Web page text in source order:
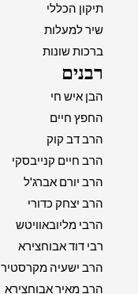
תיקון הכללי
שיר למעלות
ברכות שונות
רבנים
הבן איש חי
החפץ חיים
הרב דב קוק
הרב חיים קנייבסקי
הרב יורם אברג'ל
הרב יצחק כדורי
הרבי מליובאוויטש
רבי דוד אבוחצירא
הרב ישעיה מקרסטיר
הרב מאיר אבוחצירא